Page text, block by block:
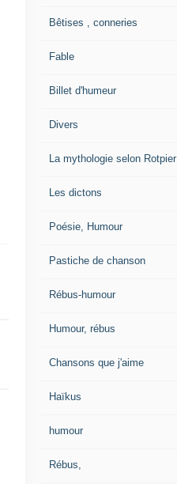
Bêtises , conneries
Fable
Billet d'humeur
Divers
La mythologie selon Rotpier
Les dictons
Poésie, Humour
Pastiche de chanson
Rébus-humour
Humour, rébus
Chansons que j'aime
Haïkus
humour
Rébus,